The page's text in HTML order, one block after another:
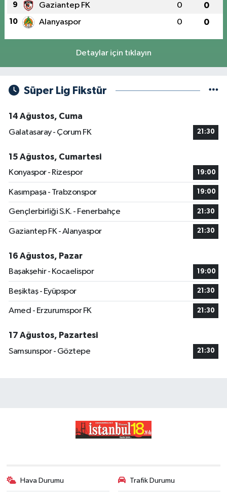
9 Gaziantep FK 0 0
10 Alanyaspor 0 0
Detaylar için tıklayın
Süper Lig Fikstür
14 Ağustos, Cuma
Galatasaray - Çorum FK
21:30
15 Ağustos, Cumartesi
Konyaspor - Rizespor
19:00
Kasımpaşa - Trabzonspor 19:00
Gençlerbirliği S.K. - Fenerbahçe 21:30
Gaziantep FK - Alanyaspor 21:30
16 Ağustos, Pazar
Başakşehir - Kocaelispor
19:00
Beşiktaş - Eyüpspor 21:30
Amed - Erzurumspor FK 21:30
17 Ağustos, Pazartesi
Samsunspor - Göztepe
21:30
Hava Durumu Trafik Durumu